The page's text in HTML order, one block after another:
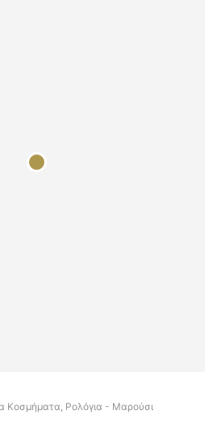
Κοσμήματα, Ρολόγια - Μαρούσι